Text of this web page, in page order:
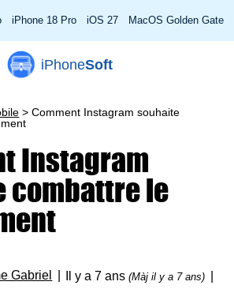
iPhone 18 Pro iOS 27 MacOS Golden Gate
iPhoneSoft
> Comment Instagram souhaite
Instagram
combattre le
Gabriel Il y a 7 ans(Màj il y a 7 ans)